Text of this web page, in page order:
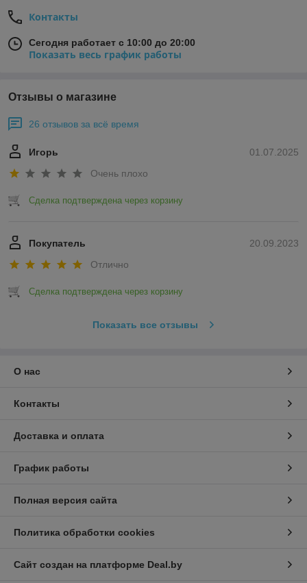
Контакты
Сегодня работает с 10:00 до 20:00
Показать весь график работы
Отзывы о магазине
26 отзывов за всё время
01.07.2025
Игорь
Очень плохо
Сделка подтверждена через корзину
20.09.2023
Покупатель
Отлично
Сделка подтверждена через корзину
Показать все отзывы
О нас
Контакты
Доставка и оплата
График работы
Полная версия сайта
Политика обработки cookies
Сайт создан на платформе Deal.by